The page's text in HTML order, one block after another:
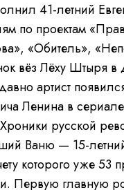
41-летний
по проектам
«Обитель»,
вёз Лёху Штыря в
артист
Ленина в
русской
Ваню — 15-
которого уже 53
Первую главную